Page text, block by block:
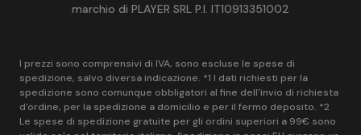
marchio di PLAYER SRL P.I. IT10913351002
I prezzi sono comprensivi di IVA, sono escluse le spese di
spedizione, salvo diversa indicazione. *1 I dati richiesti per la
spedizione sono comunque obbligatori al fine dell'invio di richiesta
d'ordine, per la spedizione a domicilio e per il fermo deposito. *2
Le spese di spedizione gratuite per gli ordini superiori a 99€ sono